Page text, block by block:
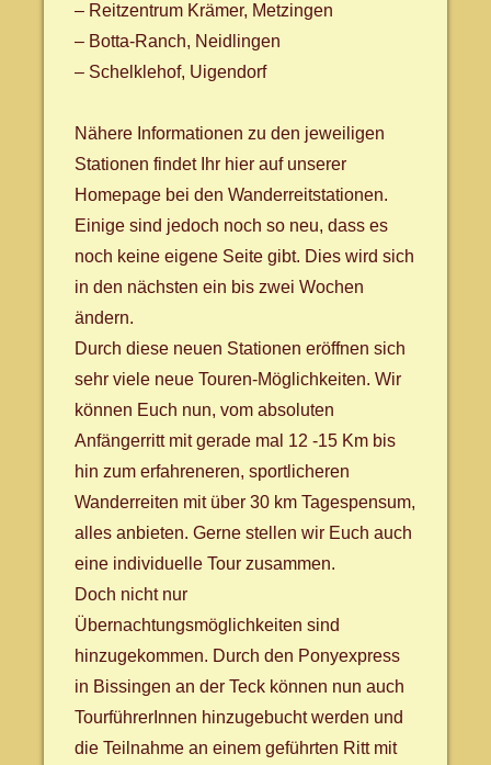
– Reitzentrum Krämer, Metzingen
– Botta-Ranch, Neidlingen
– Schelklehof, Uigendorf
Nähere Informationen zu den jeweiligen
Stationen findet Ihr hier auf unserer
Homepage bei den Wanderreitstationen.
Einige sind jedoch noch so neu, dass es
noch keine eigene Seite gibt. Dies wird sich
in den nächsten ein bis zwei Wochen
ändern.
Durch diese neuen Stationen eröffnen sich
sehr viele neue Touren-Möglichkeiten. Wir
können Euch nun, vom absoluten
Anfängerritt mit gerade mal 12 -15 Km bis
hin zum erfahreneren, sportlicheren
Wanderreiten mit über 30 km Tagespensum,
alles anbieten. Gerne stellen wir Euch auch
eine individuelle Tour zusammen.
Doch nicht nur
Übernachtungsmöglichkeiten sind
hinzugekommen. Durch den Ponyexpress
in Bissingen an der Teck können nun auch
TourführerInnen hinzugebucht werden und
die Teilnahme an einem geführten Ritt mit